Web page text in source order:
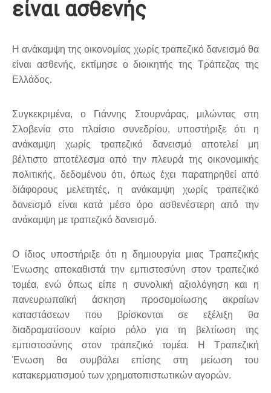
είναι ασθενής
Η ανάκαμψη της οικονομίας χωρίς τραπεζικό δανεισμό θα
είναι ασθενής, εκτίμησε ο διοικητής της Τράπεζας της
Ελλάδος.
Συγκεκριμένα, ο Γιάννης Στουρνάρας, μιλώντας στη
Σλοβενία στο πλαίσιο συνεδρίου, υποστήριξε ότι η
ανάκαμψη χωρίς τραπεζικό δανεισμό αποτελεί μη
βέλτιστο αποτέλεσμα από την πλευρά της οικονομικής
πολιτικής, δεδομένου ότι, όπως έχει παρατηρηθεί από
διάφορους μελετητές, η ανάκαμψη χωρίς τραπεζικό
δανεισμό είναι κατά μέσο όρο ασθενέστερη από την
ανάκαμψη με τραπεζικό δανεισμό.
Ο ίδιος υποστήριξε ότι η δημιουργία μιας Τραπεζικής
Ένωσης αποκαθιστά την εμπιστοσύνη στον τραπεζικό
τομέα, ενώ όπως είπε η συνολική αξιολόγηση και η
πανευρωπαϊκή άσκηση προσομοίωσης ακραίων
καταστάσεων που βρίσκονται σε εξέλιξη θα
διαδραματίσουν καίριο ρόλο για τη βελτίωση της
εμπιστοσύνης στον τραπεζικό τομέα. Η Τραπεζική
Ένωση θα συμβάλει επίσης στη μείωση του
κατακερματισμού των χρηματοπιστωτικών αγορών.